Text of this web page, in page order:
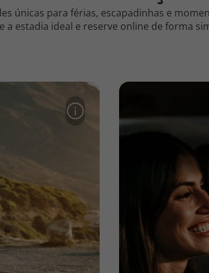
únicas para férias, escapadinhas e
estadia ideal e reserve online de forma